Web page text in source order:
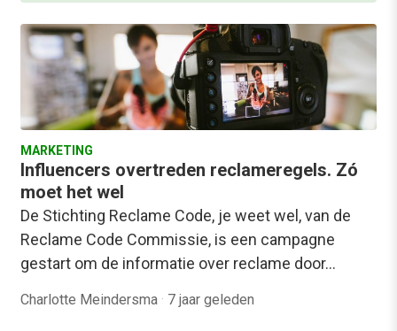
MARKETING
Influencers overtreden reclameregels. Zó
moet het wel
De Stichting Reclame Code, je weet wel, van de
Reclame Code Commissie, is een campagne
gestart om de informatie over reclame door…
Charlotte Meindersma · 7 jaar geleden